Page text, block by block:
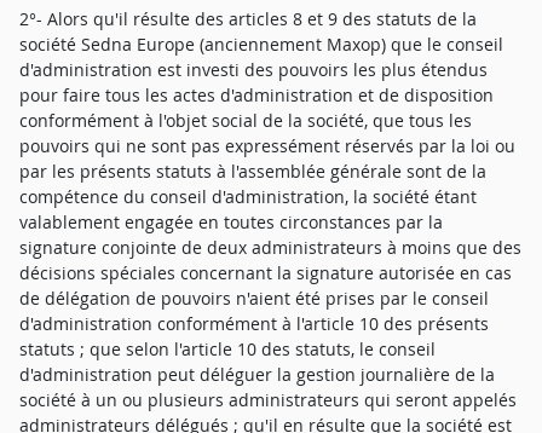
2°- Alors qu'il résulte des articles 8 et 9 des statuts de la
société Sedna Europe (anciennement Maxop) que le conseil
d'administration est investi des pouvoirs les plus étendus
pour faire tous les actes d'administration et de disposition
conformément à l'objet social de la société, que tous les
pouvoirs qui ne sont pas expressément réservés par la loi ou
par les présents statuts à l'assemblée générale sont de la
compétence du conseil d'administration, la société étant
valablement engagée en toutes circonstances par la
signature conjointe de deux administrateurs à moins que des
décisions spéciales concernant la signature autorisée en cas
de délégation de pouvoirs n'aient été prises par le conseil
d'administration conformément à l'article 10 des présents
statuts ; que selon l'article 10 des statuts, le conseil
d'administration peut déléguer la gestion journalière de la
société à un ou plusieurs administrateurs qui seront appelés
administrateurs délégués ; qu'il en résulte que la société est